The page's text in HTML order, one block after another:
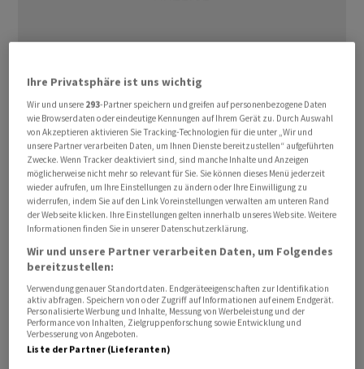
Die Behörde verwies darauf, dass die Privatarmee
Wagner die Kommandozentrale des Südlichen
Militärbezirks in der Stadt Rostow am Don bei ihrer
Meuterei im Juni vorübergehend besetzt hatte.
Wagner-Chef Jewgeni Prigoschin war nach einem
Flugzeugabsturz in Russland am Mittwoch von einem
Wagner nahestehenden Telegram-Kanal für tot erklärt
worden. Die Luftfahrtbehörde Rosawiazija
veröffentlichte eine Passagierliste, auf der auch
Prigoschin und der offizielle Wagner-Kommandeur
Dmitri Utkin standen.
Ihre Privatsphäre ist uns wichtig
Wir und unsere 293-Partner speichern und greifen auf personenbezogene Daten
wie Browserdaten oder eindeutige Kennungen auf Ihrem Gerät zu. Durch Auswahl
von Akzeptieren aktivieren Sie Tracking-Technologien für die unter „Wir und
unsere Partner verarbeiten Daten, um Ihnen Dienste bereitzustellen“ aufgeführten
Zwecke. Wenn Tracker deaktiviert sind, sind manche Inhalte und Anzeigen
möglicherweise nicht mehr so relevant für Sie. Sie können dieses Menü jederzeit
wieder aufrufen, um Ihre Einstellungen zu ändern oder Ihre Einwilligung zu
widerrufen, indem Sie auf den Link Voreinstellungen verwalten am unteren Rand
der Webseite klicken. Ihre Einstellungen gelten innerhalb unseres Website. Weitere
Informationen finden Sie in unserer Datenschutzerklärung.
Wir und unsere Partner verarbeiten Daten, um Folgendes
bereitzustellen:
Verwendung genauer Standortdaten. Endgeräteeigenschaften zur Identifikation
aktiv abfragen. Speichern von oder Zugriff auf Informationen auf einem Endgerät.
Personalisierte Werbung und Inhalte, Messung von Werbeleistung und der
Performance von Inhalten, Zielgruppenforschung sowie Entwicklung und
Verbesserung von Angeboten.
Liste der Partner (Lieferanten)